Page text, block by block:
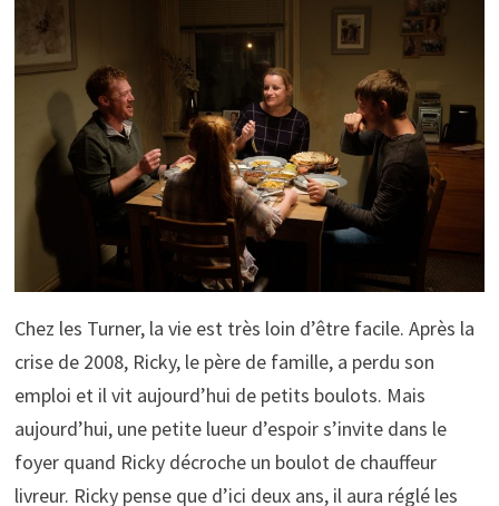
Chez les Turner, la vie est très loin d’être facile. Après la
crise de 2008, Ricky, le père de famille, a perdu son
emploi et il vit aujourd’hui de petits boulots. Mais
aujourd’hui, une petite lueur d’espoir s’invite dans le
foyer quand Ricky décroche un boulot de chauffeur
livreur. Ricky pense que d’ici deux ans, il aura réglé les